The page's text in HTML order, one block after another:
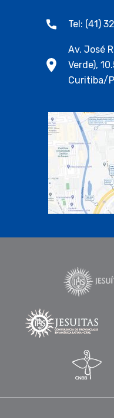
Tel: (41)
Av. José
Verde),
Curitiba/